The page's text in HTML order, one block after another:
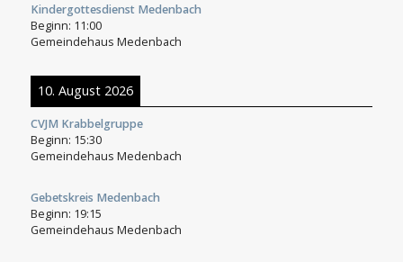
Kindergottesdienst Medenbach
Beginn: 11:00
Gemeindehaus Medenbach
10. August 2026
CVJM Krabbelgruppe
Beginn: 15:30
Gemeindehaus Medenbach
Gebetskreis Medenbach
Beginn: 19:15
Gemeindehaus Medenbach